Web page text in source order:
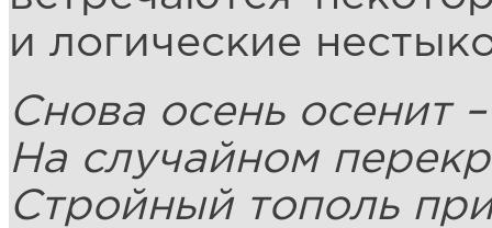
и логические
Снова осень осенит –
На случайном
Стройный тополь